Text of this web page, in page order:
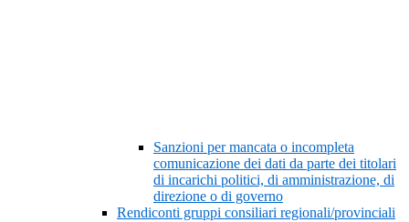
Sanzioni per mancata o incompleta
comunicazione dei dati da parte dei titolari
di incarichi politici, di amministrazione, di
direzione o di governo
Rendiconti gruppi consiliari regionali/provinciali